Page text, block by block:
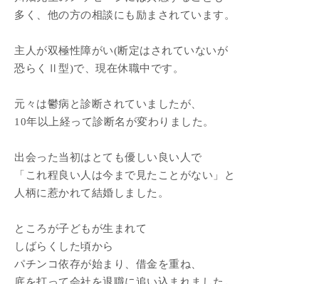
多く、他の方の相談にも励まされています。
主人が双極性障がい(断定はされていないが
恐らくⅡ型)で、現在休職中です。
元々は鬱病と診断されていましたが、
10年以上経って診断名が変わりました。
出会った当初はとても優しい良い人で
「これ程良い人は今まで見たことがない」と
人柄に惹かれて結婚しました。
ところが子どもが生まれて
しばらくした頃から
パチンコ依存が始まり、借金を重ね、